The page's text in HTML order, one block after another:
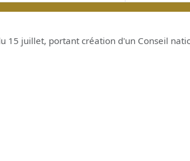
15 juillet, portant création d'un Conseil